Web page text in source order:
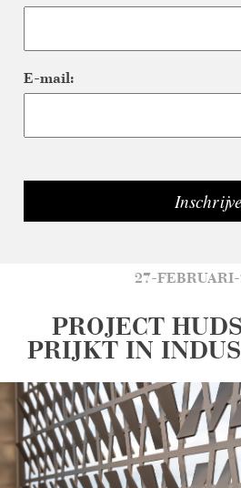
E-mail:
27-
PROJECT
PRIJKT IN